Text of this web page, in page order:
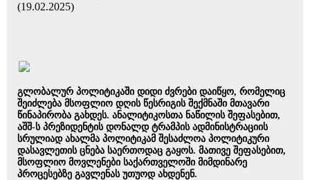
(19.02.2025)
გლობალურ პოლიტიკაში დიდი ძვრები დაიწყო, რომელიც
შეიძლება მსოფლიო დღის წესრიგის შექმნაში მთავარი
წინაპირობა გახდეს. ანალიტიკოსთა ნაწილის შეფასებით,
აშშ-ს პრეზიდენტის დონალდ ტრამპის ადმინისტრაციის
სრულიად ახალმა პოლიტიკამ შესაძლოა პოლიტიკური
დასავლეთის ცნება საერთოდაც გაყოს. მათივე შეფასებით,
მსოფლიო მოვლენები საქართველოში მიმდინარე
პროცესებზე გავლენას უთუოდ ახდენენ.